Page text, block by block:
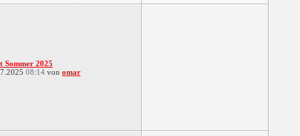
Sommer 2025
08:14 von omar